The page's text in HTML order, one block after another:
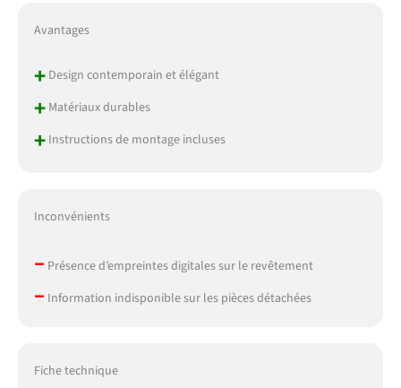
Avantages
+Design contemporain et élégant
+Matériaux durables
+Instructions de montage incluses
Inconvénients
– Présence d’empreintes digitales sur le revêtement
– Information indisponible sur les pièces détachées
Fiche technique